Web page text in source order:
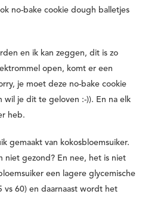
no-bake cookie dough balletjes
en ik kan zeggen, dit is zo
open, komt er een
je moet deze no-bake cookie
wil je dit te geloven :-)). En na elk
heb.
gemaakt van kokosbloemsuiker.
niet gezond? En nee, het is niet
een lagere glycemische
vs 60) en daarnaast wordt het